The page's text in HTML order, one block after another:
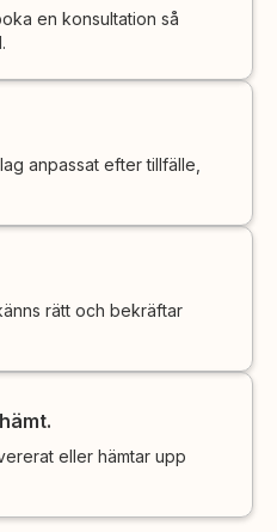
en konsultation så
anpassat efter tillfälle,
rätt och bekräftar
eller hämtar upp